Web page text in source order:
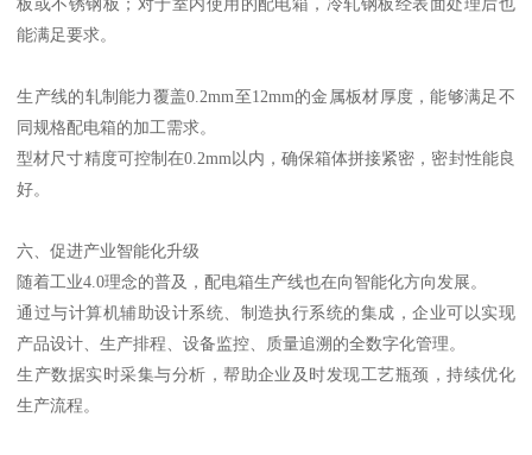
能满足要求。
生产线的轧制能力覆盖0.2mm至12mm的金属板材厚度，能够满足不
同规格配电箱的加工需求。
型材尺寸精度可控制在0.2mm以内，确保箱体拼接紧密，密封性能良
好。
六、促进产业智能化升级
随着工业4.0理念的普及，配电箱生产线也在向智能化方向发展。
通过与计算机辅助设计系统、制造执行系统的集成，企业可以实现
产品设计、生产排程、设备监控、质量追溯的全数字化管理。
生产数据实时采集与分析，帮助企业及时发现工艺瓶颈，持续优化
生产流程。